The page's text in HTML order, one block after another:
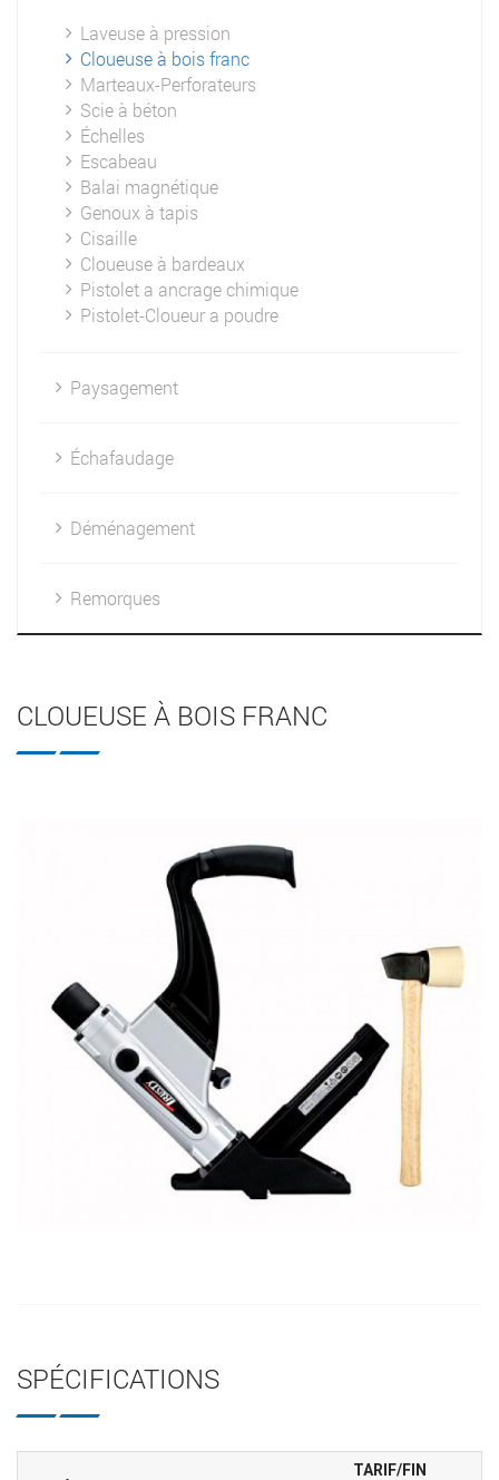
Laveuse à pression
Cloueuse à bois franc
Marteaux-Perforateurs
Scie à béton
Échelles
Escabeau
Balai magnétique
Genoux à tapis
Cisaille
Cloueuse à bardeaux
Pistolet a ancrage chimique
Pistolet-Cloueur a poudre
Paysagement
Échafaudage
Déménagement
Remorques
CLOUEUSE À BOIS FRANC
SPÉCIFICATIONS
TARIF/FIN